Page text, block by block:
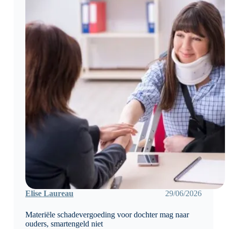
Elise Laureau 29/06/2026
Materiële schadevergoeding voor dochter mag naar
ouders, smartengeld niet